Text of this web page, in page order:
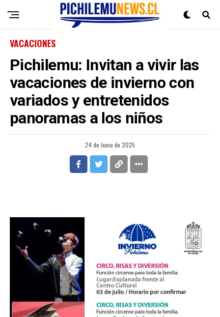
VACACIONES
Pichilemu: Invitan a vivir las
vacaciones de invierno con
variados y entretenidos
panoramas a los niños
24 de Junio de 2025